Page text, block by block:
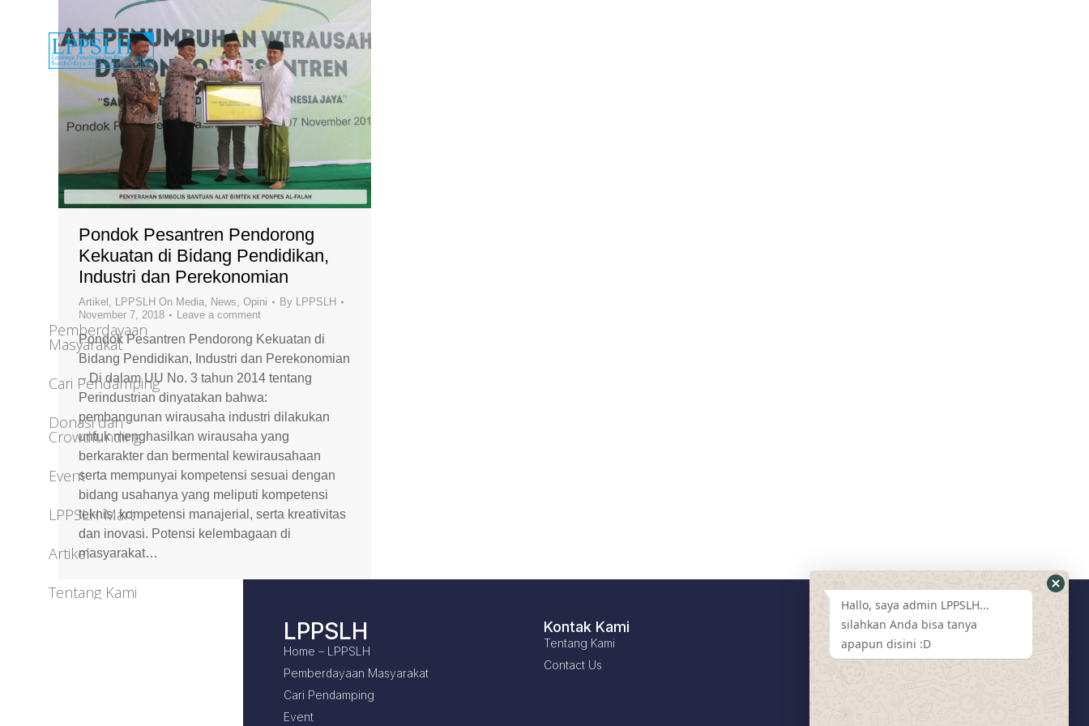
Pondok Pesantren Pendorong
Kekuatan di Bidang Pendidikan,
Industri dan Perekonomian
Artikel , LPPSLH On Media, News, Opini By LPPSLH
November 7, 2018
Leave a comment
Pondok Pesantren Pendorong Kekuatan di
Bidang Pendidikan, Industri dan Perekonomian
– Di dalam UU No. 3 tahun 2014 tentang
Perindustrian dinyatakan bahwa:
pembangunan wirausaha industri dilakukan
untuk menghasilkan wirausaha yang
berkarakter dan bermental kewirausahaan
serta mempunyai kompetensi sesuai dengan
bidang usahanya yang meliputi kompetensi
teknis, kompetensi manajerial, serta kreativitas
dan inovasi. Potensi kelembagaan di
masyarakat…
LPPSLH
Home – LPPSLH
Pemberdayaan Masyarakat
Cari Pendamping
Event
Kontak Kami
Tentang Kami
Contact Us
Media Sosial
Hallo, saya admin LPPSLH...
silahkan Anda bisa tanya
apapun disini :D
Pemberdayaan
Masyarakat
Cari Pendamping
Donasi dan
Crowdfunding
Event
LPPSLH Mart
Artikel
Tentang Kami